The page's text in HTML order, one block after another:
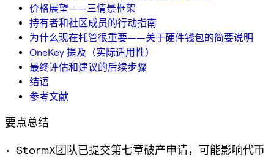
价格展望——三情景框架
持有者和社区成员的行动指南
为什么现在托管很重要——关于硬件钱包的简要说明
OneKey 提及（实际适用性）
最终评估和建议的后续步骤
结语
参考文献
要点总结
• StormX团队已提交第七章破产申请，可能影响代币